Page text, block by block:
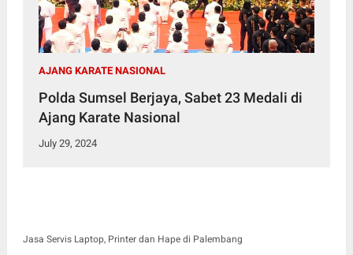
AJANG KARATE NASIONAL
Polda Sumsel Berjaya, Sabet 23 Medali di
Ajang Karate Nasional
July 29, 2024
Jasa Servis Laptop, Printer dan Hape di Palembang